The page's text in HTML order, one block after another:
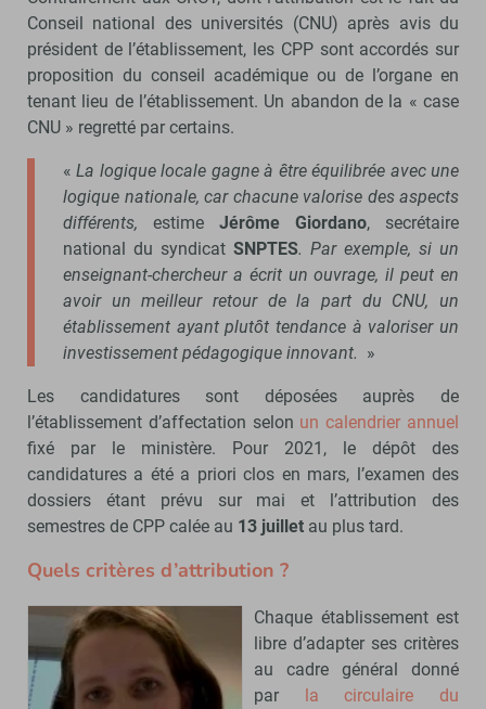
Conseil national des universités (CNU) après avis du
président de l’établissement, les CPP sont accordés sur
proposition du conseil académique ou de l’organe en
tenant lieu de l’établissement. Un abandon de la « case
CNU » regretté par certains.
«La logique locale gagne à être équilibrée avec une
logique nationale, car chacune valorise des aspects
différents, estime Jérôme Giordano, secrétaire
national du syndicat SNPTES. Par exemple, si un
enseignant-chercheur a écrit un ouvrage, il peut en
avoir un meilleur retour de la part du CNU, un
établissement ayant plutôt tendance à valoriser un
investissement pédagogique innovant. »
Les candidatures sont déposées auprès de
l’établissement d’affectation selon un calendrier annuel
fixé par le ministère. Pour 2021, le dépôt des
candidatures a été a priori clos en mars, l’examen des
dossiers étant prévu sur mai et l’attribution des
semestres de CPP calée au 13 juillet au plus tard.
Quels critères d’attribution ?
Chaque établissement est
libre d’adapter ses critères
au cadre général donné
par la circulaire du